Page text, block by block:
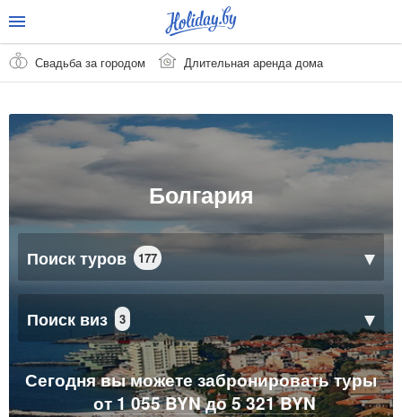
Свадьба за городом Длительная аренда дома
Болгария
Поиск туров 177
Поиск виз 3
Сегодня вы можете забронировать туры
от 1 055 BYN до 5 321 BYN